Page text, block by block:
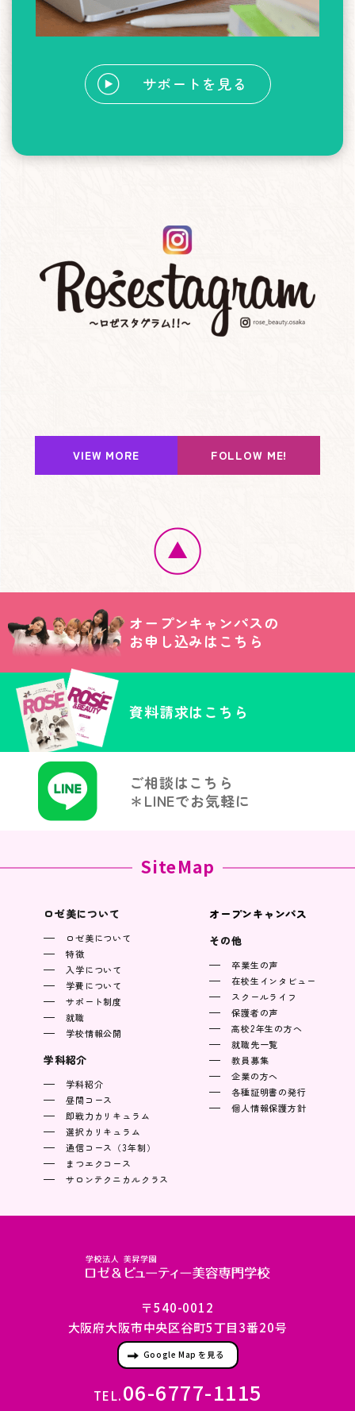
サポートを見る
VIEW MORE FOLLOW ME!
資料請求はこちら
オープンキャンパスの
お申し込みはこちら
ご相談はこちら
＊LINEでお気軽に
SiteMap
ロゼ美について
ロゼ美について
特徴
入学について
学費について
サポート制度
就職
学校情報公開
学科紹介
学科紹介
昼間コース
即戦力カリキュラム
選択カリキュラム
通信コース（3年制）
まつエクコース
サロンテクニカルクラス
オープンキャンパス
その他
卒業生の声
在校生インタビュー
スクールライフ
保護者の声
高校2年生の方へ
就職先一覧
教員募集
企業の方へ
各種証明書の発行
個人情報保護方針
〒540-0012
大阪府大阪市中央区谷町5丁目3番20号
Google Map を見る
TEL.06-6777-1115